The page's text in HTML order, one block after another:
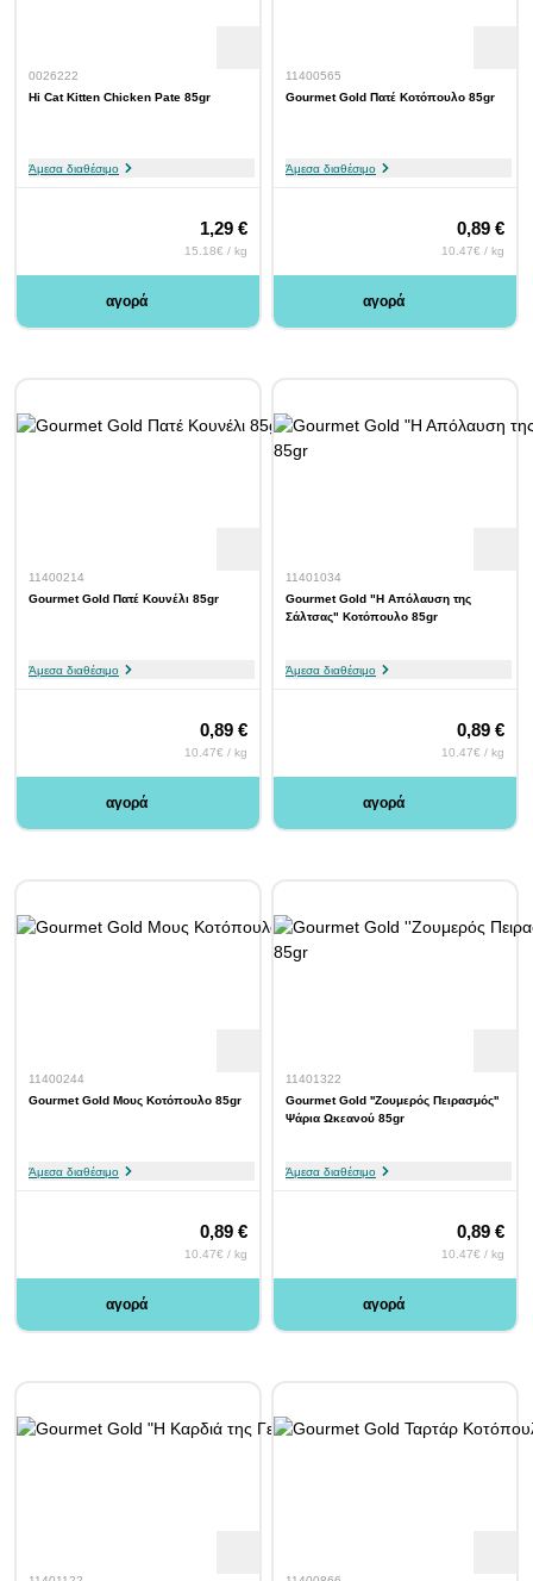
0026222
Hi Cat Kitten Chicken Pate 85gr
Άμεσα διαθέσιμο
1,29 €
15.18€ / kg
αγορά
11400565
Gourmet Gold Πατέ Κοτόπουλο 85gr
Άμεσα διαθέσιμο
0,89 €
10.47€ / kg
αγορά
11400214
Gourmet Gold Πατέ Κουνέλι 85gr
Άμεσα διαθέσιμο
0,89 €
10.47€ / kg
αγορά
11401034
Gourmet Gold "Η Απόλαυση της
Σάλτσας" Κοτόπουλο 85gr
Άμεσα διαθέσιμο
0,89 €
10.47€ / kg
αγορά
11400244
Gourmet Gold Μους Κοτόπουλο 85gr
Άμεσα διαθέσιμο
0,89 €
10.47€ / kg
αγορά
11401322
Gourmet Gold ''Ζουμερός Πειρασμός''
Ψάρια Ωκεανού 85gr
Άμεσα διαθέσιμο
0,89 €
10.47€ / kg
αγορά